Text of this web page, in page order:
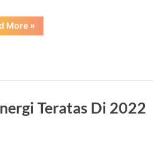
More“Bagaimana
Perusahaan
»
Teratas Di 2022